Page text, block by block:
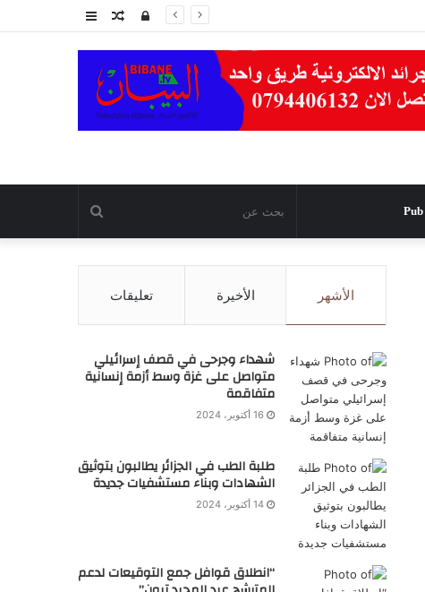
عمودمقالتسجيل
بحث
عن
الأشهر الأخيرة تعليقات
شهداء وجرحى في قصف إسرائيلي
متواصل على غزة وسط أزمة إنسانية
متفاقمة
16 أكتوبر، 2024
طلبة الطب في الجزائر يطالبون بتوثيق
الشهادات وبناء مستشفيات جديدة
14 أكتوبر، 2024
“انطلاق قوافل جمع التوقيعات لدعم